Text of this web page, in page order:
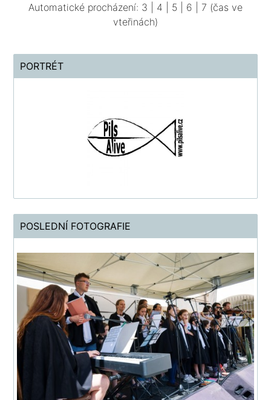
Automatické procházení: 3 4 5 6 7 (čas ve
vteřinách)
PORTRÉT
POSLEDNÍ FOTOGRAFIE